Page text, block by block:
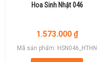
Hoa Sinh Nhật 046
1.573.000 ₫
Mã sản phẩm: HSN046_HTHN